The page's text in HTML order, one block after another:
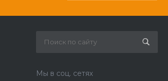
Мы в соц. сетях